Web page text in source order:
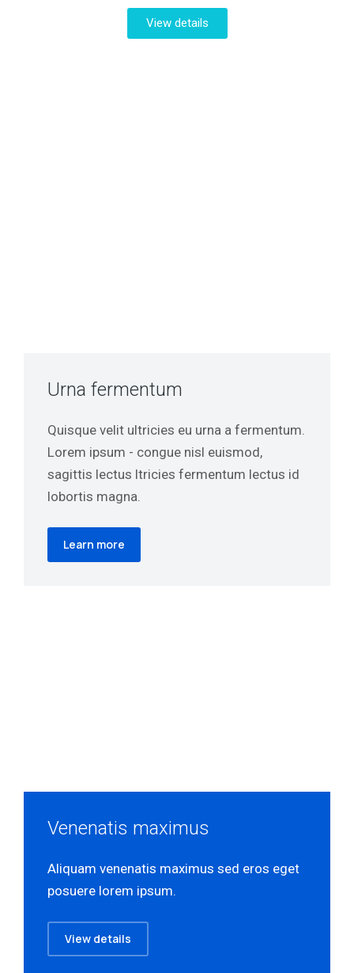
View details
Urna fermentum
Quisque velit ultricies eu urna a fermentum.
Lorem ipsum - congue nisl euismod,
sagittis lectus ltricies fermentum lectus id
lobortis magna.
Learn more
Venenatis maximus
Aliquam venenatis maximus sed eros eget
posuere lorem ipsum.
View details